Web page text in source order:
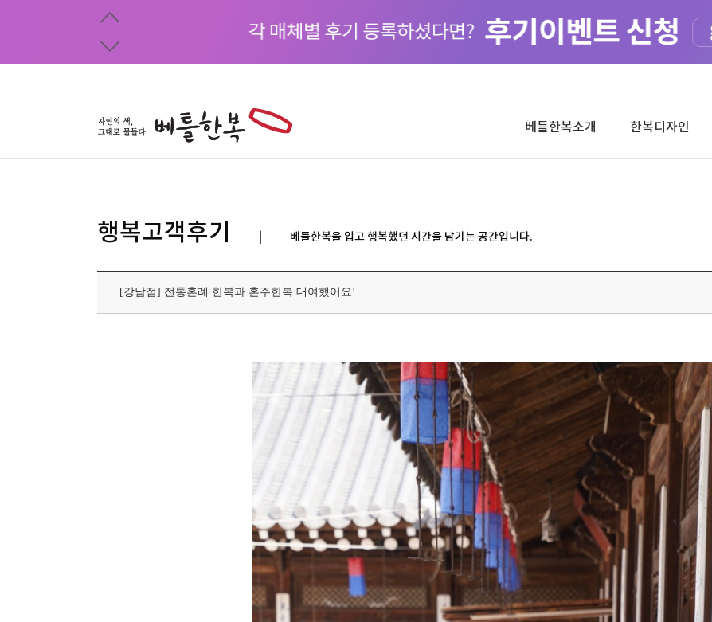
베틀한복소개 한복디자인
행복고객후기 베틀한복을 입고 행복했던 시간을 남기는 공간입니다.
[강남점] 전통혼례 한복과 혼주한복 대여했어요!